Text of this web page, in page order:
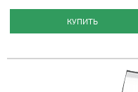
КУПИТЬ